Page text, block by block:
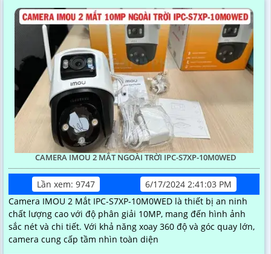
CAMERA IMOU 2 MẮT NGOÀI TRỜI IPC-S7XP-10M0WED
Lần xem: 9747
6/17/2024 2:41:03 PM
Camera IMOU 2 Mắt IPC-S7XP-10M0WED là thiết bị an ninh
chất lượng cao với độ phân giải 10MP, mang đến hình ảnh
sắc nét và chi tiết. Với khả năng xoay 360 độ và góc quay lớn,
camera cung cấp tầm nhìn toàn diện